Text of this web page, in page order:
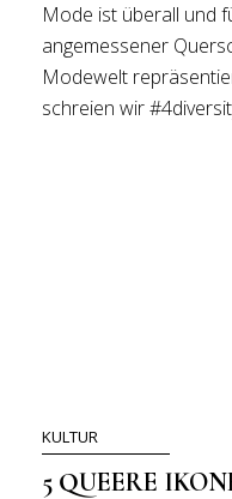
Mode ist überall und
angemessener
Modewelt
schreien wir
KULTUR
5 QUEERE